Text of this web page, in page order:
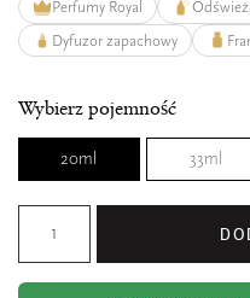
Perfumy Royal
Dyfuzor zapachowy
Wybierz pojemność
20ml 33ml